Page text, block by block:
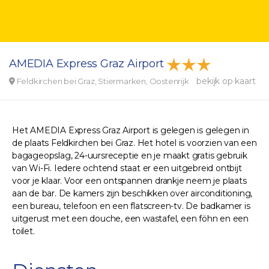
AMEDIA Express Graz Airport
Feldkirchen bei Graz, Stiermarken, Oostenrijk bekijk op kaart
Het AMEDIA Express Graz Airport is gelegen is gelegen in
de plaats Feldkirchen bei Graz. Het hotel is voorzien van een
bagageopslag, 24-uursreceptie en je maakt gratis gebruik
van Wi-Fi. Iedere ochtend staat er een uitgebreid ontbijt
voor je klaar. Voor een ontspannen drankje neem je plaats
aan de bar. De kamers zijn beschikken over airconditioning,
een bureau, telefoon en een flatscreen-tv. De badkamer is
uitgerust met een douche, een wastafel, een föhn en een
toilet.